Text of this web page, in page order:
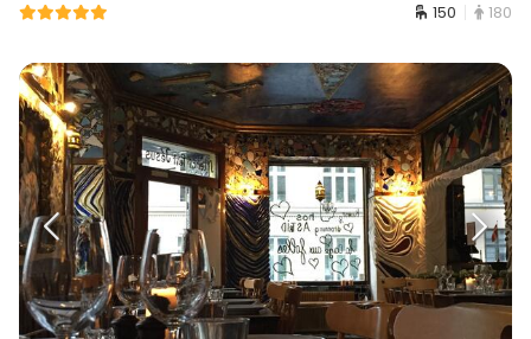
150 180